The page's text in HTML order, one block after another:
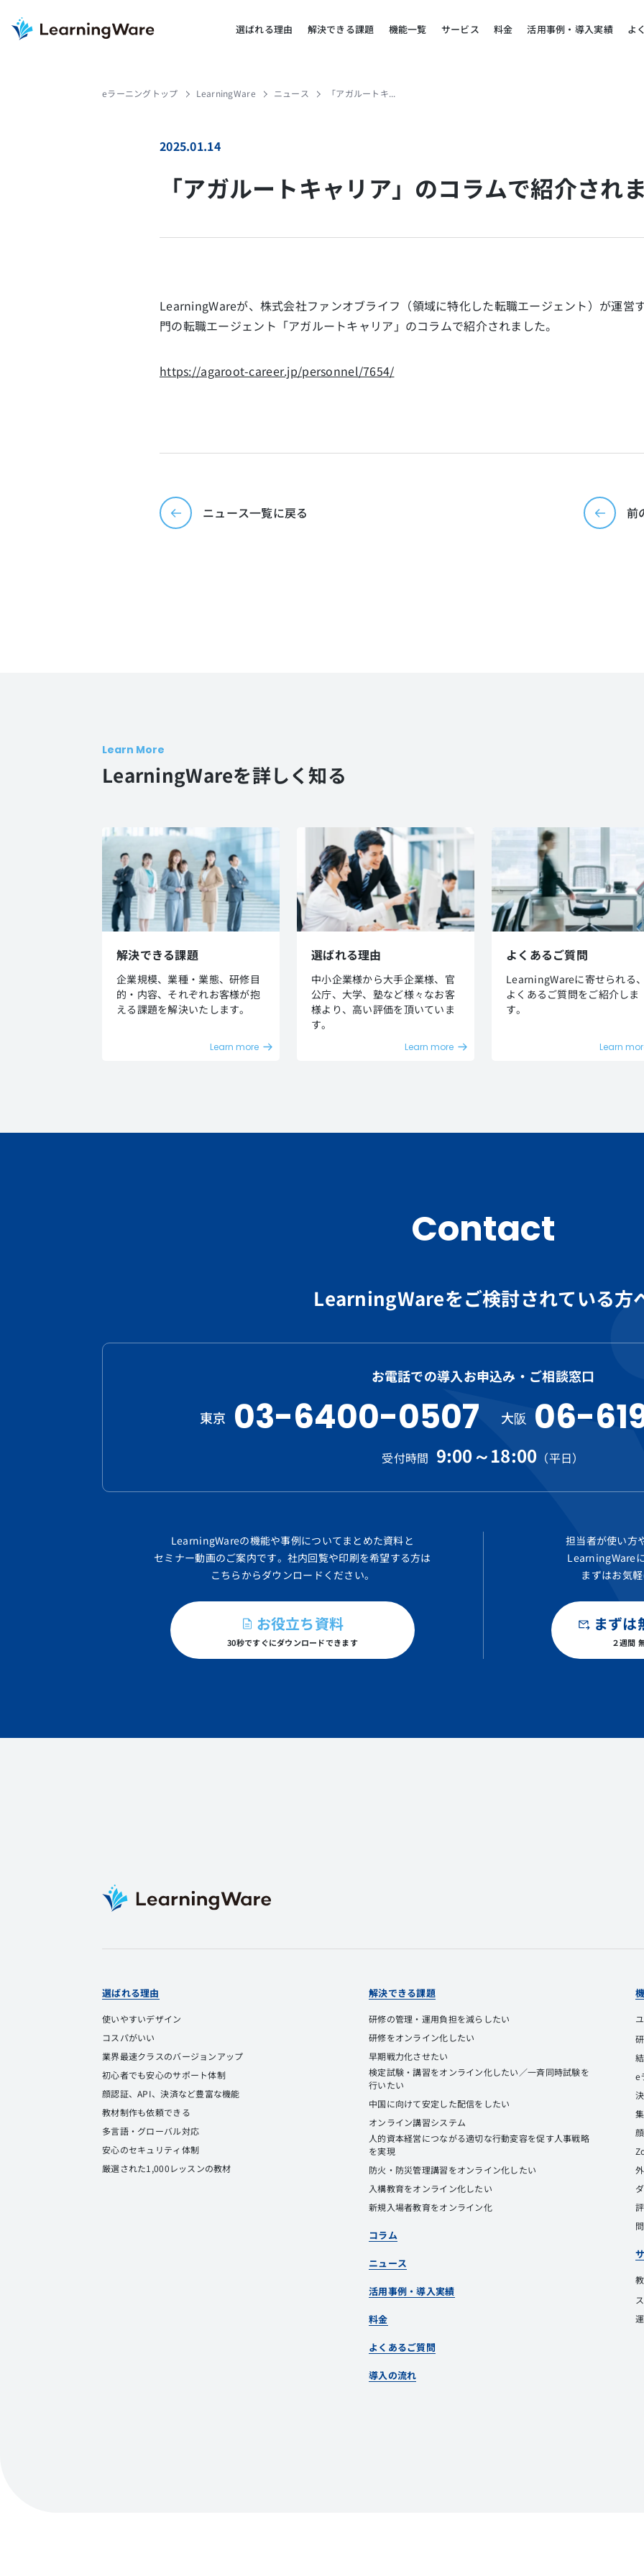
選ばれる理由 解決できる課題 機能一覧 サービス 料金 活用事例・導入実績 よ
eラーニングトップ LearningWare ニュース 「アガルートキャリア」のコラムで紹介されました
2025.01.14
「アガルートキャリア」のコラムで紹介され
LearningWareが、株式会社ファンオブライフ（領域に特化した転職エージェント）が運営
門の転職エージェント「アガルートキャリア」のコラムで紹介されました。
https://agaroot-career.jp/personnel/7654/
ニュース一覧に戻る 前
Learn More
LearningWareを詳しく知る
解決できる課題
企業規模、業種・業態、研修目
的・内容、それぞれお客様が抱
える課題を解決いたします。
Learn more
選ばれる理由
中小企業様から大手企業様、官
公庁、大学、塾など様々なお客
様より、高い評価を頂いていま
す。
Learn more
よくあるご質問
LearningWareに寄せられる
よくあるご質問をご紹介しま
す。
Learn
Contact
LearningWareをご検討されている方
お電話での導入お申込み・ご相談窓口
東京 03-6400-0507 大阪 06-
受付時間 9:00～18:00 （平日）
LearningWareの機能や事例についてまとめた資料と
セミナー動画のご案内です。 社内回覧や印刷を希望する方は
こちらからダウンロードください。
お役立ち資料
30秒ですぐにダウンロードできます
担当者が使い方
LearningWare
まずはお気
まずは
２週間
選ばれる理由
使いやすいデザイン
コスパがいい
業界最速クラスのバージョンアップ
初心者でも安心のサポート体制
顔認証、API、決済など豊富な機能
教材制作も依頼できる
多言語・グローバル対応
安心のセキュリティ体制
厳選された1,000レッスンの教材
解決できる課題
研修の管理・運用負担を減らしたい
研修をオンライン化したい
早期戦力化させたい
検定試験・講習をオンライン化したい／一斉同時試験を
行いたい
中国に向けて安定した配信をしたい
オンライン講習システム
人的資本経営につながる適切な行動変容を促す人事戦略
を実現
防火・防災管理講習をオンライン化したい
入構教育をオンライン化したい
新規入場者教育をオンライン化
コラム
ニュース
活用事例・導入実績
料金
よくあるご質問
導入の流れ
e